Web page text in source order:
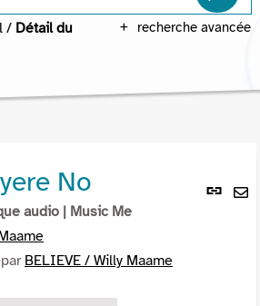
recherche avancée
/ Détail du
Lien
No
audio | Music Me
BELIEVE / Willy Maame